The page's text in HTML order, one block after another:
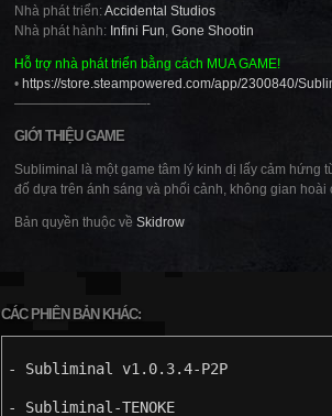
Nhà phát triển:Accidental Studios
Nhà phát hành: Infini Fun, Gone Shootin
Hỗ trợ nhà phát triển bằng cách MUA GAME!
• https://store.steampowered.com/app/2300840/
——————————-
GIỚI THIỆU GAME
Subliminal là một game tâm lý kinh dị lấy cảm hứng
đố dựa trên ánh sáng và phối cảnh, không gian
Bản quyền thuộc về Skidrow
CÁC PHIÊN BẢN KHÁC:
- Subliminal v1.0.3.4-P2P
- Subliminal-TENOKE